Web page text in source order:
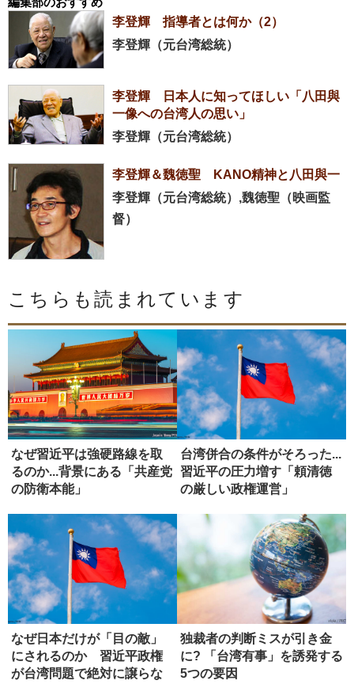
李登輝 指導者とは何か（2）
李登輝（元台湾総統）
李登輝 日本人に知ってほしい「八田與
一像への台湾人の思い」
李登輝（元台湾総統）
李登輝＆魏徳聖 KANO精神と八田與一
李登輝（元台湾総統）,魏徳聖（映画監
督）
こちらも読まれています
なぜ習近平は強硬路線を取
るのか...背景にある「共産党
の防衛本能」
台湾併合の条件がそろった...
習近平の圧力増す「頼清徳
の厳しい政権運営」
なぜ日本だけが「目の敵」
にされるのか 習近平政権
が台湾問題で絶対に譲らな
独裁者の判断ミスが引き金
に? 「台湾有事」を誘発する
5つの要因